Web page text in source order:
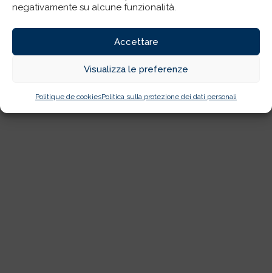
negativamente su alcune funzionalità.
Accettare
Visualizza le preferenze
Politique de cookiesPolitica sulla protezione dei dati personali